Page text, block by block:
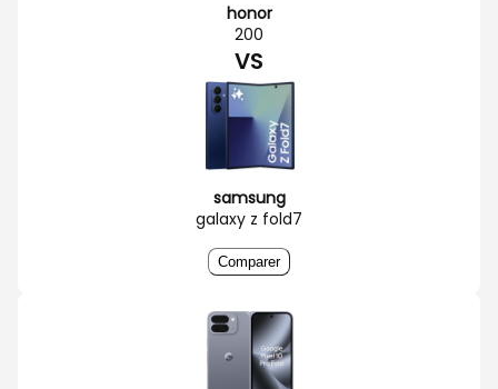
honor
200
VS
samsung
galaxy z fold7
Comparer